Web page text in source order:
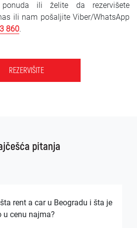
ili želite da rezervišete
ili nam pošaljite Viber/WhatsApp
860.
REZERVIŠITE
pitanja
rent a car u Beogradu i šta je
u cenu najma?